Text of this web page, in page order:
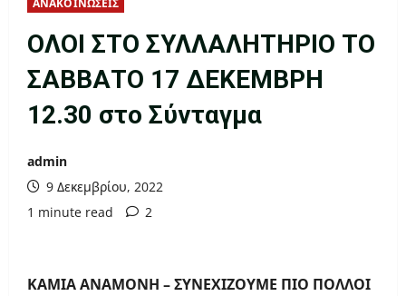
ΑΝΑΚΟΙΝΩΣΕΙΣ
ΟΛΟΙ ΣΤΟ ΣΥΛΛΑΛΗΤΗΡΙΟ ΤΟ
ΣΑΒΒΑΤΟ 17 ΔΕΚΕΜΒΡΗ
12.30 στο Σύνταγμα
admin
9 Δεκεμβρίου, 2022
1 minute read
2
ΚΑΜΙΑ ΑΝΑΜΟΝΗ – ΣΥΝΕΧΙΖΟΥΜΕ ΠΙΟ ΠΟΛΛΟΙ